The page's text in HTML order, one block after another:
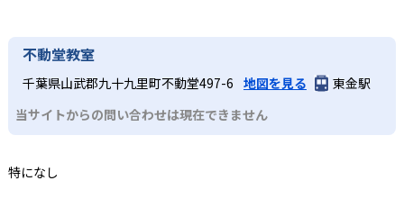
不動堂教室
千葉県山武郡九十九里町不動堂497-6 地図を見る
東金駅
当サイトからの問い合わせは現在できません
特になし